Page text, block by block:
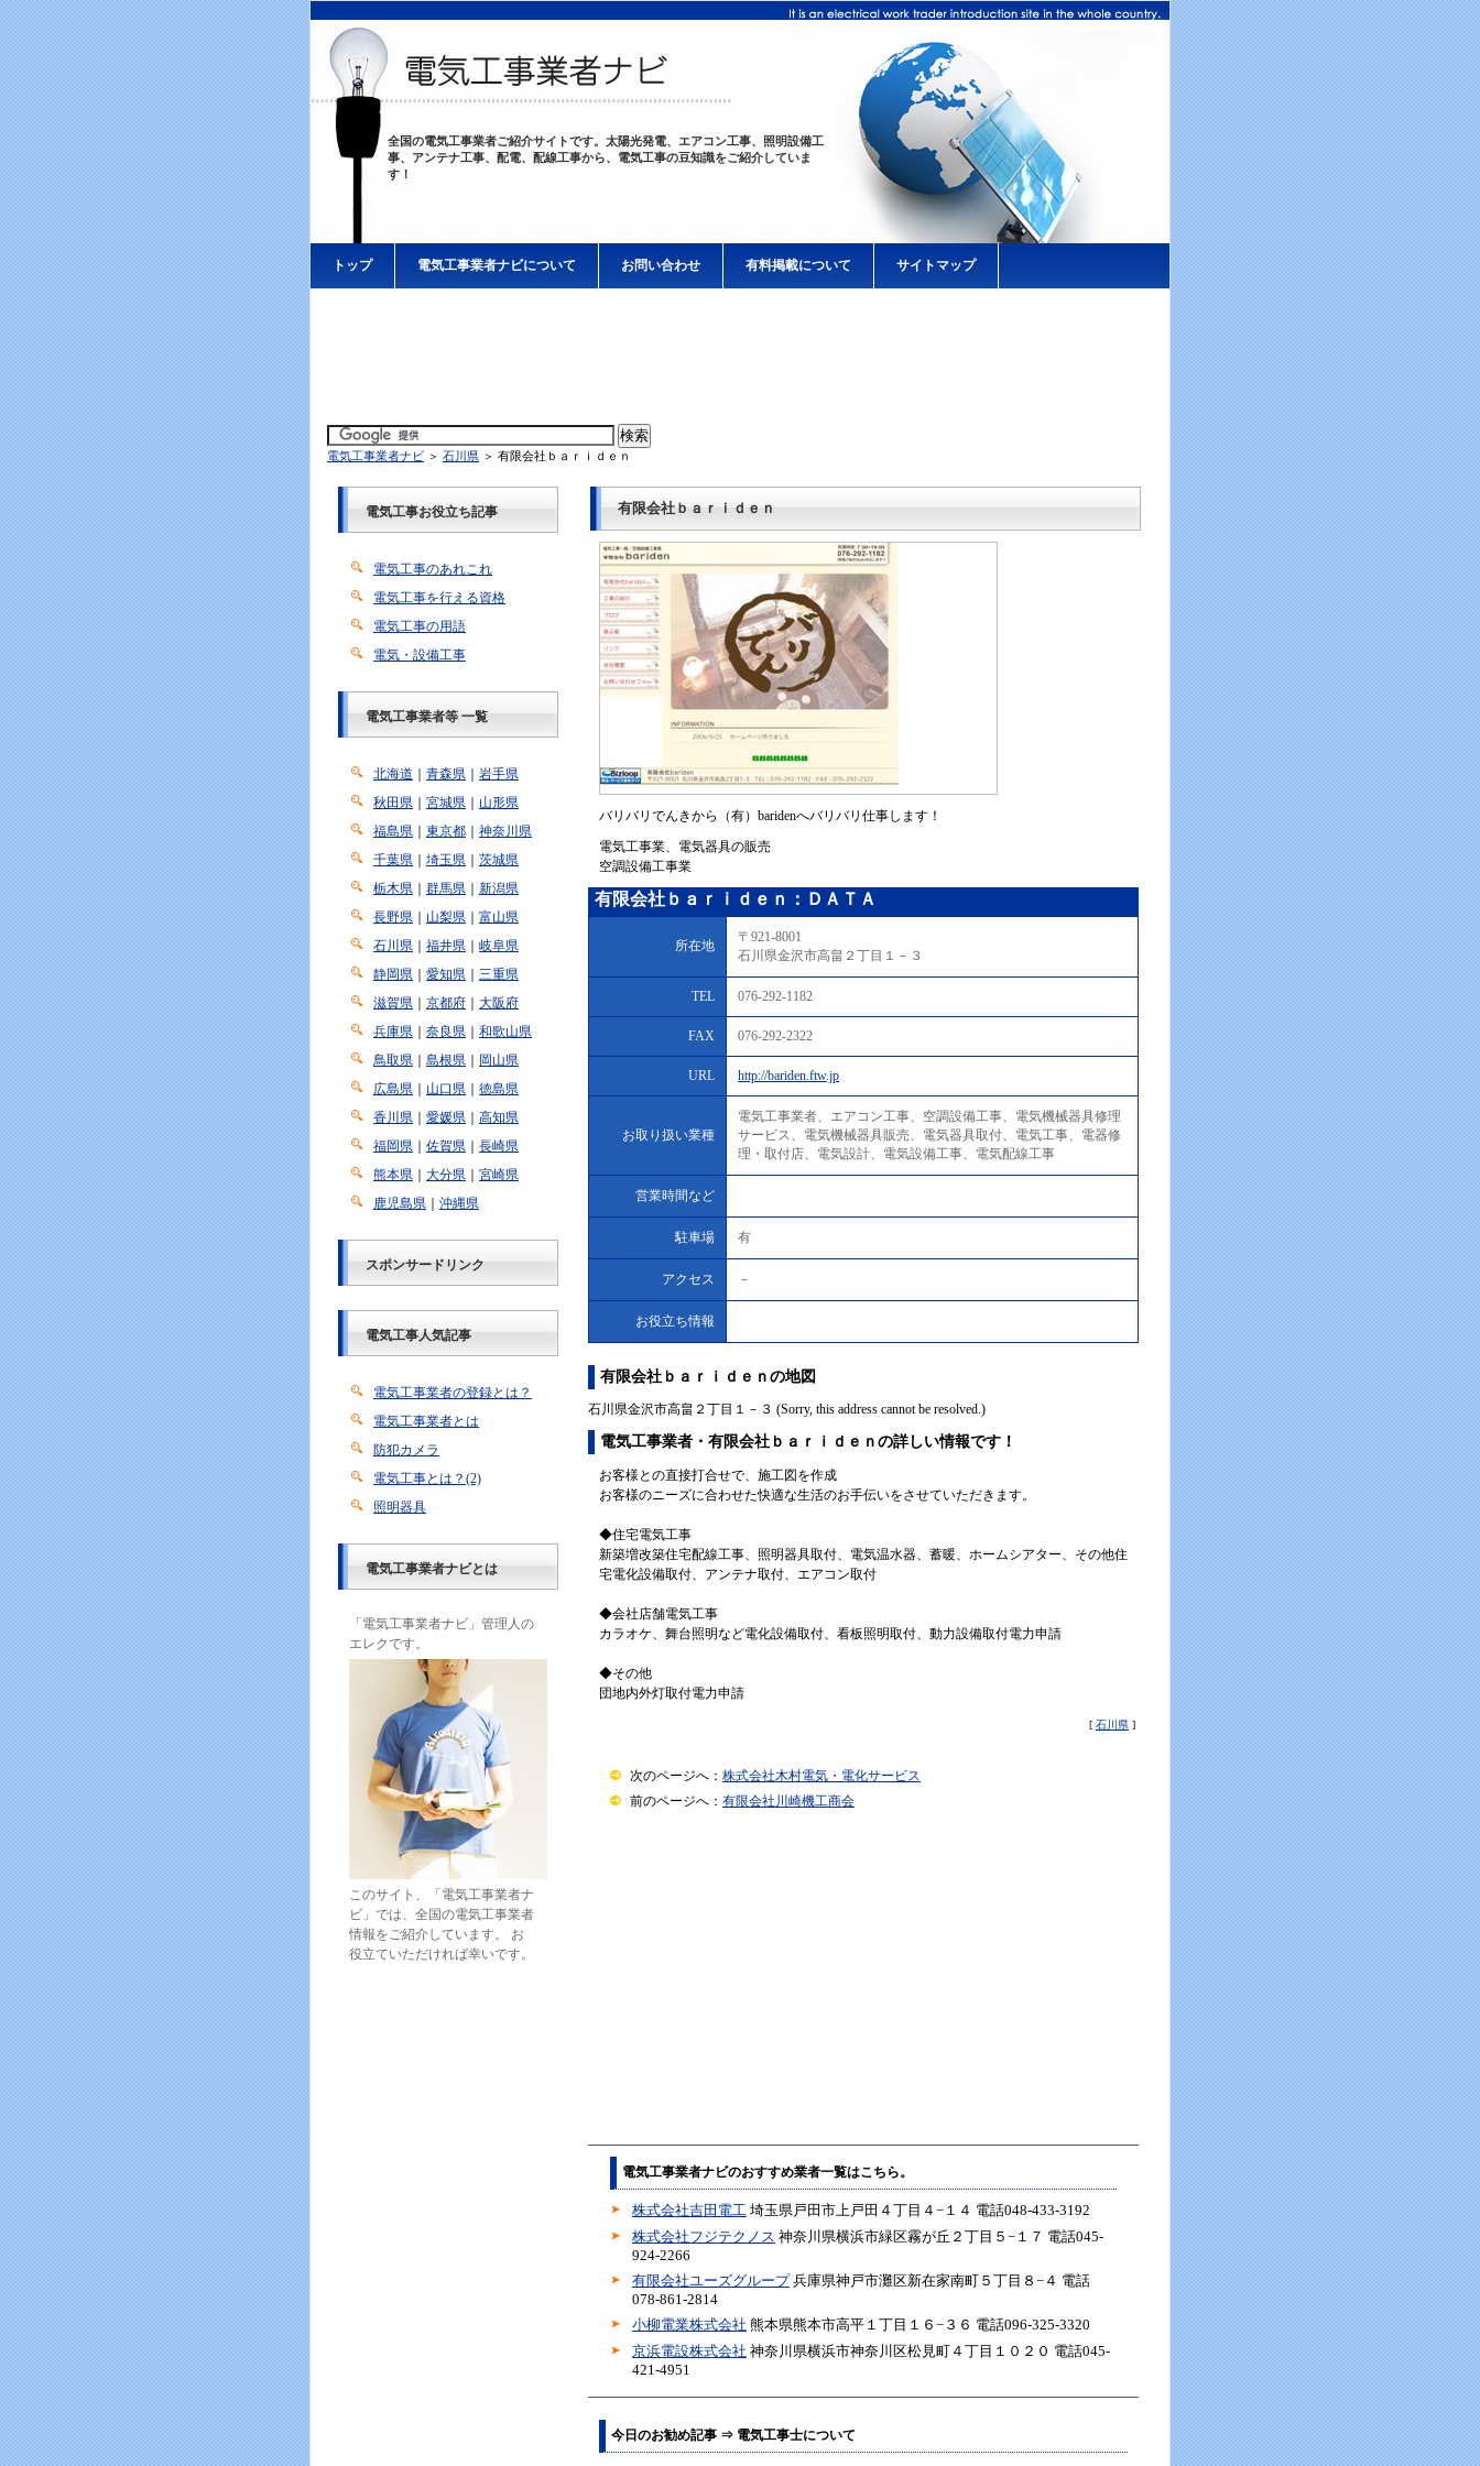
全国の電気工事業者ご紹介サイトです。太陽光発電、エアコン工事、照明設備工
事、アンテナ工事、配電、配線工事から、電気工事の豆知識をご紹介していま
す！
トップ 電気工事業者ナビについて お問い合わせ 有料掲載について サイトマップ
電気工事業者ナビ ＞ 石川県 ＞ 有限会社ｂａｒｉｄｅｎ
有限会社ｂａｒｉｄｅｎ
バリバリでんきから（有）baridenへバリバリ仕事します！
電気工事業、電気器具の販売
空調設備工事業
有限会社ｂａｒｉｄｅｎ：ＤＡＴＡ
所在地
〒921-8001
石川県金沢市高畠２丁目１－３
TEL 076-292-1182
FAX 076-292-2322
URL http://bariden.ftw.jp
お取り扱い業種
電気工事業者、エアコン工事、空調設備工事、電気機械器具修理
サービス、電気機械器具販売、電気器具取付、電気工事、電器修
理・取付店、電気設計、電気設備工事、電気配線工事
営業時間など
駐車場 有
アクセス －
お役立ち情報
有限会社ｂａｒｉｄｅｎの地図
石川県金沢市高畠２丁目１－３ (Sorry, this address cannot be resolved.)
電気工事業者・有限会社ｂａｒｉｄｅｎの詳しい情報です！
お客様との直接打合せで、施工図を作成
お客様のニーズに合わせた快適な生活のお手伝いをさせていただきます。
◆住宅電気工事
新築増改築住宅配線工事、照明器具取付、電気温水器、蓄暖、ホームシアター、その他住
宅電化設備取付、アンテナ取付、エアコン取付
◆会社店舗電気工事
カラオケ、舞台照明など電化設備取付、看板照明取付、動力設備取付電力申請
◆その他
団地内外灯取付電力申請
[ 石川県 ]
次のページへ： 株式会社木村電気・電化サービス
前のページへ： 有限会社川崎機工商会
電気工事業者ナビのおすすめ業者一覧はこちら。
株式会社吉田電工 埼玉県戸田市上戸田４丁目４−１４ 電話048-433-3192
株式会社フジテクノス 神奈川県横浜市緑区霧が丘２丁目５−１７ 電話045-
924-2266
有限会社ユーズグループ兵庫県神戸市灘区新在家南町５丁目８−４ 電話
078-861-2814
小柳電業株式会社 熊本県熊本市高平１丁目１６−３６ 電話096-325-3320
京浜電設株式会社 神奈川県横浜市神奈川区松見町４丁目１０２０ 電話045-
421-4951
今日のお勧め記事 ⇒ 電気工事士について
電気工事お役立ち記事
電気工事のあれこれ
電気工事を行える資格
電気工事の用語
電気・設備工事
電気工事業者等 一覧
北海道 青森県
岩手県
秋田県
宮城県
山形県
福島県
東京都
神奈川県
千葉県
埼玉県
茨城県
栃木県
群馬県
新潟県
長野県
山梨県
富山県
石川県
福井県
岐阜県
静岡県
愛知県
三重県
滋賀県
京都府
大阪府
兵庫県
奈良県
和歌山県
鳥取県
島根県
岡山県
広島県
山口県
徳島県
香川県
愛媛県
高知県
福岡県
佐賀県
長崎県
熊本県
大分県
宮崎県
鹿児島県
沖縄県
スポンサードリンク
電気工事人気記事
電気工事業者の登録とは？
電気工事業者とは
防犯カメラ
電気工事とは？(2)
照明器具
電気工事業者ナビとは
「電気工事業者ナビ」管理人の
エレクです。
このサイト、「電気工事業者ナ
ビ」では、全国の電気工事業者
情報をご紹介しています。 お
役立ていただければ幸いです。